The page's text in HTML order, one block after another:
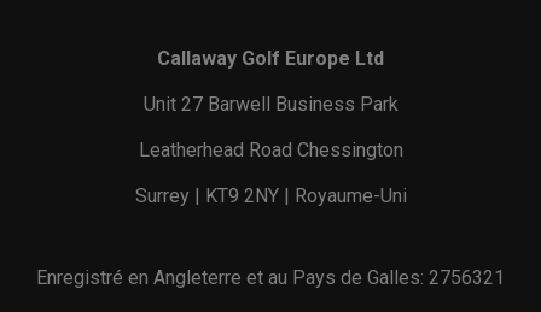
Callaway Golf Europe Ltd
Unit 27 Barwell Business Park
Leatherhead Road Chessington
Surrey | KT9 2NY | Royaume-Uni
Enregistré en Angleterre et au Pays de Galles: 2756321